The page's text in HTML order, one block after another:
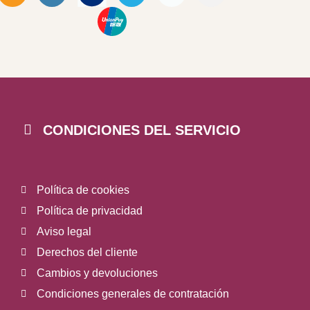
CONDICIONES DEL SERVICIO
Política de cookies
Política de privacidad
Aviso legal
Derechos del cliente
Cambios y devoluciones
Condiciones generales de contratación